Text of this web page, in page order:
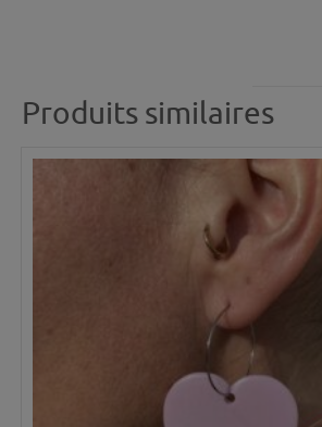
Produits similaires